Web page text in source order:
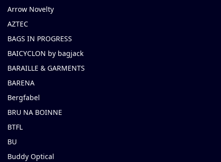
Arrow Novelty
AZTEC
BAGS IN PROGRESS
BAICYCLON by bagjack
BARAILLE & GARMENTS
BARENA
Bergfabel
BRU NA BOINNE
BTFL
BU
Buddy Optical